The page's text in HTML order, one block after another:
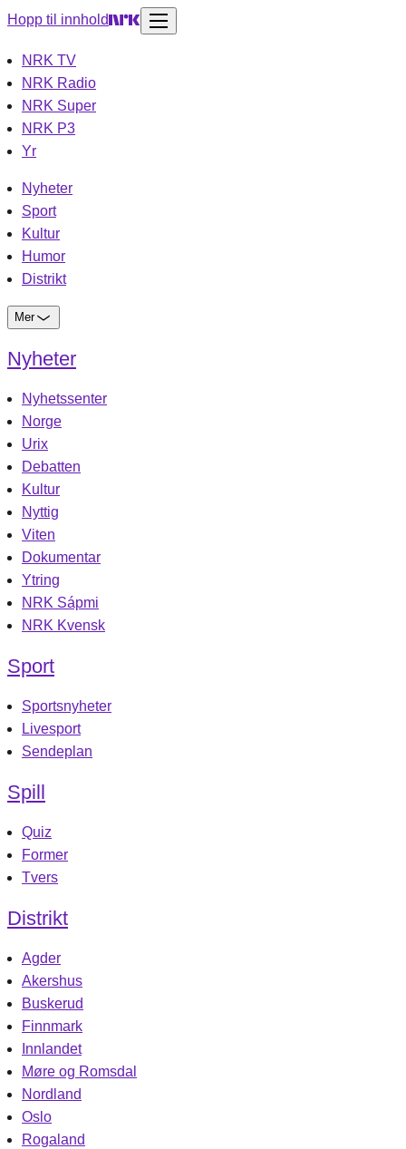
Hopp til innhold
NRK TV
NRK Radio
NRK Super
NRK P3
Yr
Nyheter
Sport
Kultur
Humor
Distrikt
Mer
Nyheter
Nyhetssenter
Norge
Urix
Debatten
Kultur
Nyttig
Viten
Dokumentar
Ytring
NRK Sápmi
NRK Kvensk
Sport
Sportsnyheter
Livesport
Sendeplan
Spill
Quiz
Former
Tvers
Distrikt
Agder
Akershus
Buskerud
Finnmark
Innlandet
Møre og Romsdal
Nordland
Oslo
Rogaland